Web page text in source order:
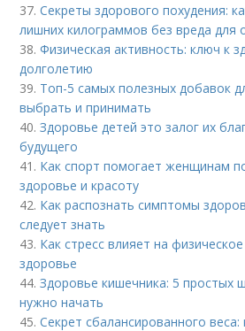
37.Секреты здорового похудения:
лишних килограммов без вреда для
38.Физическая активность: ключ к
долголетию
39. Топ-5 самых полезных добавок
выбрать и принимать
40.Здоровье детей это залог их
будущего
41. Как спорт помогает женщинам
здоровье и красоту
42. Как распознать симптомы
следует знать
43. Как стресс влияет на
здоровье
44.Здоровье кишечника: 5 простых
нужно начать
45.Секрет сбалансированного